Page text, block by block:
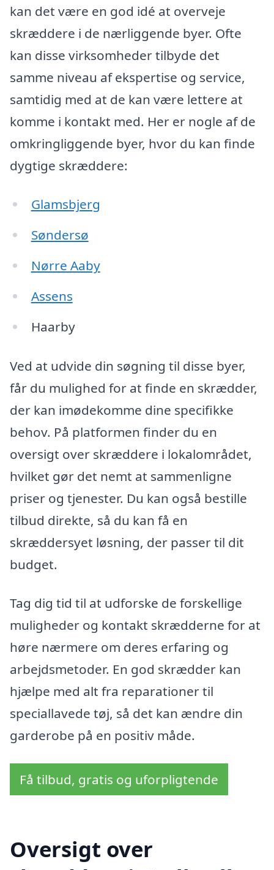
kan det være en god idé at overveje
skræddere i de nærliggende byer. Ofte
kan disse virksomheder tilbyde det
samme niveau af ekspertise og service,
samtidig med at de kan være lettere at
komme i kontakt med. Her er nogle af de
omkringliggende byer, hvor du kan finde
dygtige skræddere:
Glamsbjerg
Søndersø
Nørre Aaby
Assens
Haarby
Ved at udvide din søgning til disse byer,
får du mulighed for at finde en skrædder,
der kan imødekomme dine specifikke
behov. På platformen finder du en
oversigt over skræddere i lokalområdet,
hvilket gør det nemt at sammenligne
priser og tjenester. Du kan også bestille
tilbud direkte, så du kan få en
skræddersyet løsning, der passer til dit
budget.
Tag dig tid til at udforske de forskellige
muligheder og kontakt skrædderne for at
høre nærmere om deres erfaring og
arbejdsmetoder. En god skrædder kan
hjælpe med alt fra reparationer til
speciallavede tøj, så det kan ændre din
garderobe på en positiv måde.
Få tilbud, gratis og uforpligtende
Oversigt over